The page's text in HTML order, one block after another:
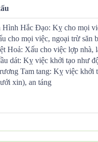
Hình Hắc Đạo: Kỵ cho mọi
cho mọi việc, ngoại trừ săn
Hoả: Xấu cho việc lợp nhà,
dát: Kỵ việc khởi tạo như
Tam tang: Kỵ việc khởi
xin), an táng